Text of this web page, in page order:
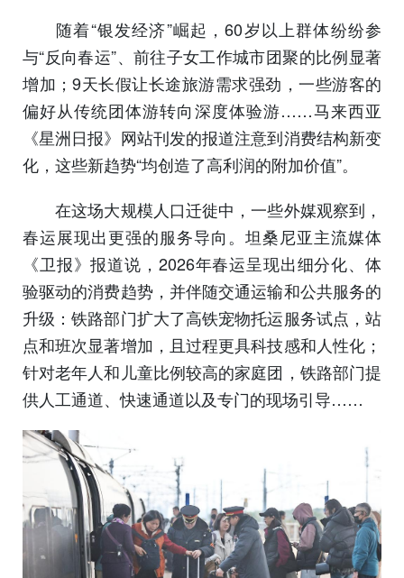
随着“银发经济”崛起，60岁以上群体纷纷参
与“反向春运”、前往子女工作城市团聚的比例显著
增加；9天长假让长途旅游需求强劲，一些游客的
偏好从传统团体游转向深度体验游……马来西亚
《星洲日报》网站刊发的报道注意到消费结构新变
化，这些新趋势“均创造了高利润的附加价值”。
在这场大规模人口迁徙中，一些外媒观察到，
春运展现出更强的服务导向。坦桑尼亚主流媒体
《卫报》报道说，2026年春运呈现出细分化、体
验驱动的消费趋势，并伴随交通运输和公共服务的
升级：铁路部门扩大了高铁宠物托运服务试点，站
点和班次显著增加，且过程更具科技感和人性化；
针对老年人和儿童比例较高的家庭团，铁路部门提
供人工通道、快速通道以及专门的现场引导……